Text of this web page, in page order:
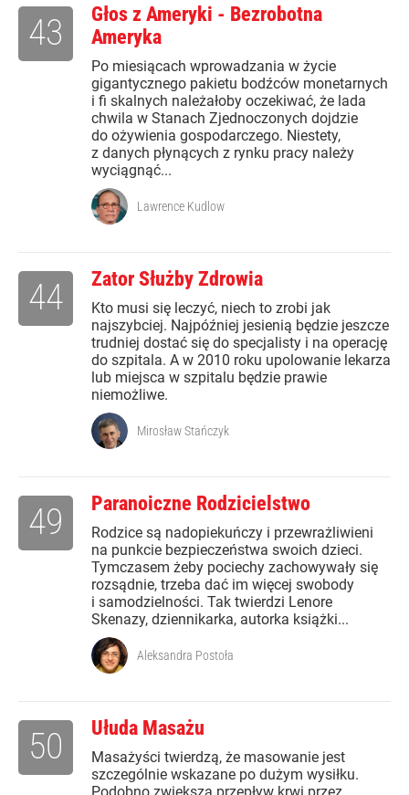
Głos z Ameryki - Bezrobotna
Ameryka
Po miesiącach wprowadzania w życie
gigantycznego pakietu bodźców monetarnych
i fi skalnych należałoby oczekiwać, że lada
chwila w Stanach Zjednoczonych dojdzie
do ożywienia gospodarczego. Niestety,
z danych płynących z rynku pracy należy
wyciągnąć...
43
Lawrence Kudlow
Zator Służby Zdrowia
Kto musi się leczyć, niech to zrobi jak
najszybciej. Najpóźniej jesienią będzie jeszcze
trudniej dostać się do specjalisty i na operację
do szpitala. A w 2010 roku upolowanie lekarza
lub miejsca w szpitalu będzie prawie
niemożliwe.
44
Mirosław Stańczyk
Paranoiczne Rodzicielstwo
Rodzice są nadopiekuńczy i przewrażliwieni
na punkcie bezpieczeństwa swoich dzieci.
Tymczasem żeby pociechy zachowywały się
rozsądnie, trzeba dać im więcej swobody
i samodzielności. Tak twierdzi Lenore
Skenazy, dziennikarka, autorka książki...
49
Aleksandra Postoła
Ułuda Masażu
Masażyści twierdzą, że masowanie jest
szczególnie wskazane po dużym wysiłku.
50